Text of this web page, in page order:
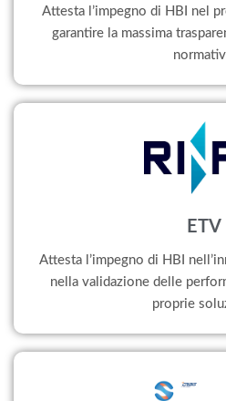
Attesta l’impegno di HBI nel
garantire la massima
ETV
Attesta l’impegno di HBI
nella validazione delle
proprie